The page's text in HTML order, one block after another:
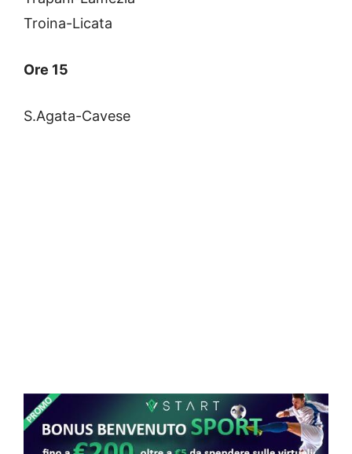
Troina-Licata
Ore 15
S.Agata-Cavese